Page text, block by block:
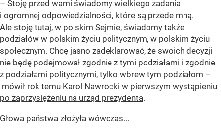
– Stoję przed wami świadomy wielkiego zadania
i ogromnej odpowiedzialności, które są przede mną.
Ale stoję tutaj, w polskim Sejmie, świadomy także
podziałów w polskim życiu politycznym, w polskim życiu
społecznym. Chcę jasno zadeklarować, że swoich decyzji
nie będę podejmował zgodnie z tymi podziałami i zgodnie
z podziałami politycznymi, tylko wbrew tym podziałom –
mówił rok temu Karol Nawrocki w pierwszym wystąpieniu
po zaprzysiężeniu na urząd prezydenta.
Głowa państwa złożyła wówczas...